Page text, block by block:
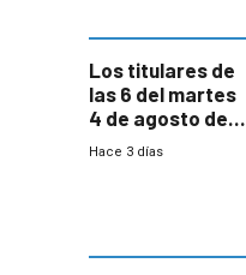
Los titulares de
las 6 del martes
4 de agosto de
2026
Hace 3 días